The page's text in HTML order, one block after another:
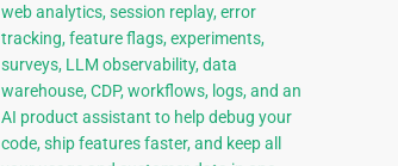
web analytics, session replay, error
tracking, feature flags, experiments,
surveys, LLM observability, data
warehouse, CDP, workflows, logs, and an
AI product assistant to help debug your
code, ship features faster, and keep all